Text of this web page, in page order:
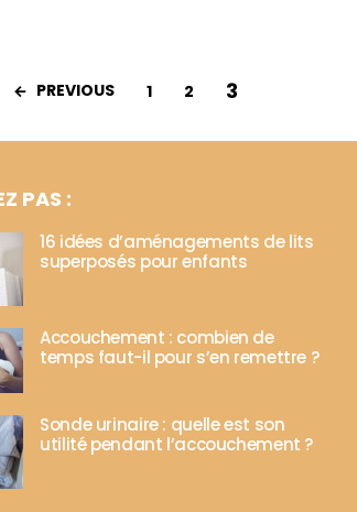
PREVIOUS 1 2 3
PAS :
16 idées d’aménagements de lits
superposés pour enfants
Accouchement : combien de
temps faut-il pour s’en remettre ?
Sonde urinaire : quelle est son
utilité pendant l’accouchement ?